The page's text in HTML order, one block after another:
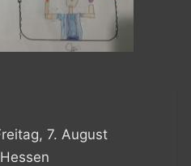
7. August